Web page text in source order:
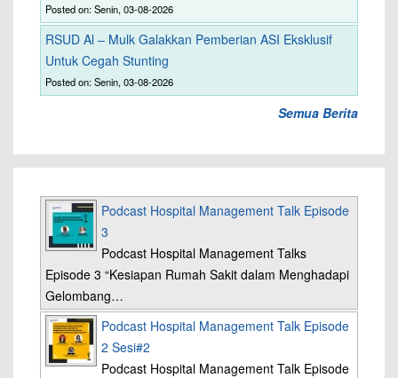
Posted on: Senin, 03-08-2026
RSUD Al – Mulk Galakkan Pemberian ASI Eksklusif
Untuk Cegah Stunting
Posted on: Senin, 03-08-2026
Semua Berita
Podcast Hospital Management Talk Episode
3
Podcast Hospital Management Talks
Episode 3 “Kesiapan Rumah Sakit dalam Menghadapi
Gelombang…
Podcast Hospital Management Talk Episode
2 Sesi#2
Podcast Hospital Management Talk Episode